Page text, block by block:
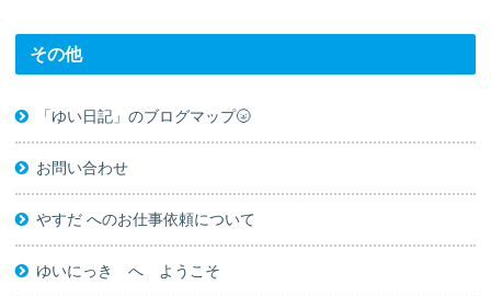
その他
「ゆい日記」のブログマップ🌝
お問い合わせ
やすだ へのお仕事依頼について
ゆいにっき へ ようこそ